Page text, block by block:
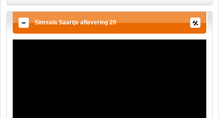
Simsala Saartje aflevering 20